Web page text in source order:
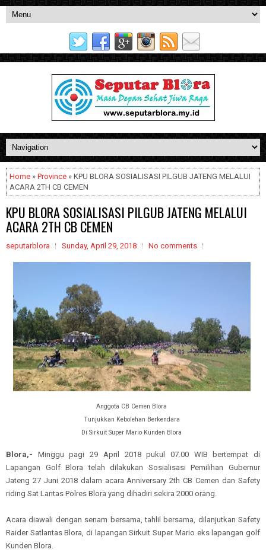
Home » Province » KPU BLORA SOSIALISASI PILGUB JATENG MELALUI
ACARA 2TH CB CEMEN
KPU BLORA SOSIALISASI PILGUB JATENG MELALUI
ACARA 2TH CB CEMEN
seputarblora Sunday, April 29, 2018 No comments
Anggota CB Cemen Blora
Tunjukkan Kebolehan Berkendara
Di Sirkuit Super Mario Kunden Blora
Blora,- Minggupagi 29 April 2018 pukul 07.00
WIB bertempat di
Lapangan Golf Blora telahdilakukan Sosialisasi Pemilihan Gubernur
Jateng 27 Juni 2018 dalam acara Anniversary 2th CB Cemen dan Safety
riding Sat Lantas Polres Blora yang dihadiri sekira 2000 orang.
Acaradiawali dengan senam bersama , tahlilbersama , dilanjutkan Safety
Raider Satlantas Blora, di lapangan Sirkuit Super Mario eks lapangan golf
Kunden Blora